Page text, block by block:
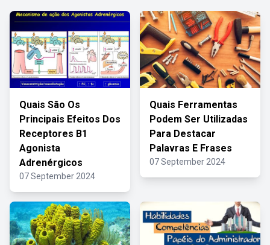
Quais São Os
Principais Efeitos Dos
Receptores B1
Agonista
Adrenérgicos
07 September 2024
Quais Ferramentas
Podem Ser Utilizadas
Para Destacar
Palavras E Frases
07 September 2024